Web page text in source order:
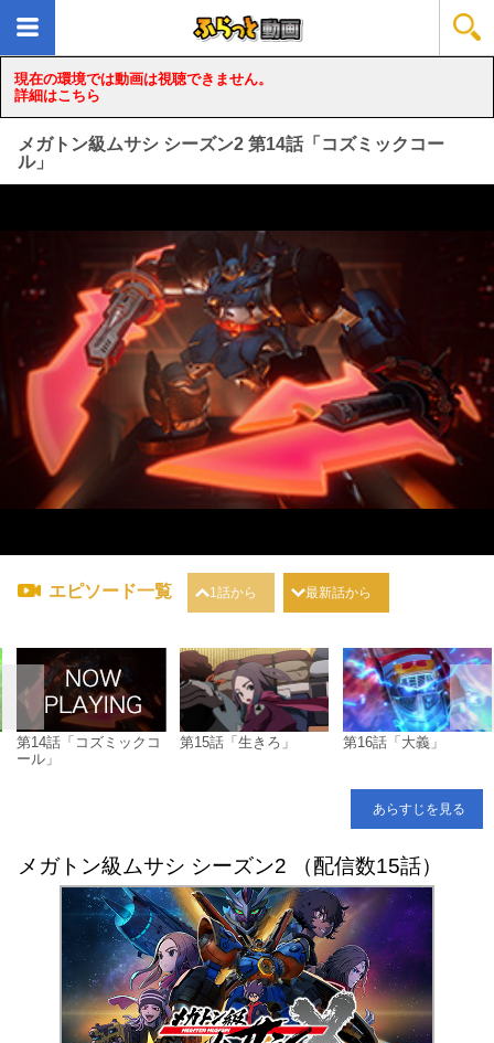
現在の環境では動画は視聴できません。
詳細はこちら
メガトン級ムサシ シーズン2 第14話「コズミックコー
ル」
loading...
エピソード一覧 1話から 最新話から
第14話「コズミックコ
ール」
第15話「生きろ」 第16話「大義」
あらすじを見る
メガトン級ムサシ シーズン2 （配信数15話）